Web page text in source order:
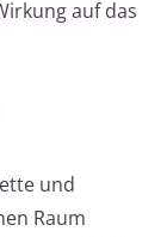
auf das
und
Raum